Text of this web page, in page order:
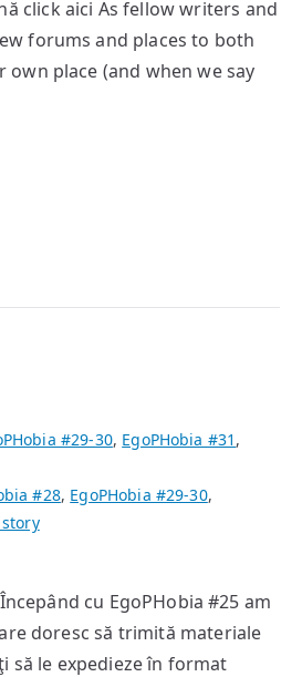
click aici As fellow writers and
forums and places to both
place (and when we say
#29-30, EgoPHobia #31 ,
#28, EgoPHobia #29-30,
cu EgoPHobia #25 am
doresc să trimită materiale
le expedieze în format